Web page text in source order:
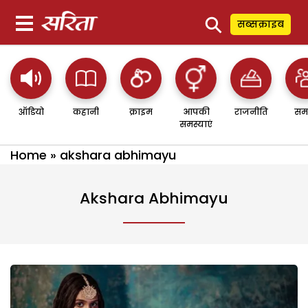
⚲ सब्सक्राइब
ऑडियो कहानी क्राइम
आपकी
समस्याएं
राजनीति
Home » akshara abhimayu
Akshara Abhimayu